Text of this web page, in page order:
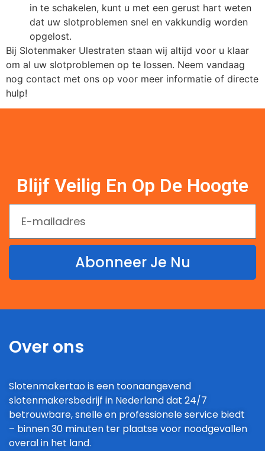
in te schakelen, kunt u met een gerust hart weten
dat uw slotproblemen snel en vakkundig worden
opgelost.
Bij Slotenmaker Ulestraten staan wij altijd voor u klaar
om al uw slotproblemen op te lossen. Neem vandaag
nog contact met ons op voor meer informatie of directe
hulp!
Blijf Veilig En Op De Hoogte
Abonneer Je Nu
Over ons
Slotenmakertao is een toonaangevend
slotenmakersbedrijf in Nederland dat 24/7
betrouwbare, snelle en professionele service biedt
– binnen 30 minuten ter plaatse voor noodgevallen
overal in het land.